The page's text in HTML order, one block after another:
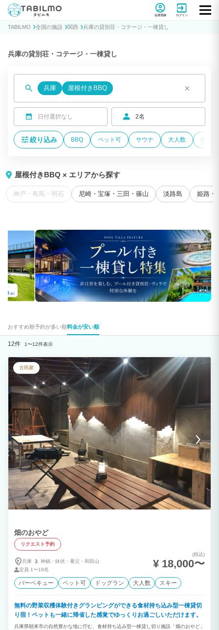
貸別荘コテージ・一棟貸し宿泊予約サイトTABILMO(タビルモ)
会員登録 ログイン
TABILMO 全国の施設 関西 兵庫の貸別荘・コテージ・一棟貸し
兵庫の貸別荘・コテージ・一棟貸し
兵庫 屋根付きBBQ ×
日付選択なし 2名
絞り込み BBQ ペット可 サウナ 大人数 海が
屋根付きBBQ × エリアから探す
神戸・有馬・明石 尼崎・宝塚・三田・篠山 淡路島 姫路・
おすすめ順予約が多い順料金が安い順
12件 1〜12件表示
古民家
畑のおやど
リクエスト予約
兵庫 神鍋・ 鉢伏・ 養父・ 和田山
定員 1〜19名
(税込)
¥ 18,000〜
バーベキュー ペット可 ドッグラン 大人数 スキー
無料の野菜収穫体験付きグランピングができる食材持ち込み型一棟貸切
り宿！ペットも一緒に帰省した感覚でゆっくりお過ごしいただけます。
兵庫県朝来市の自然豊かな地に佇む、食材持ち込み型一棟貸し切り施設「畑のおやど」